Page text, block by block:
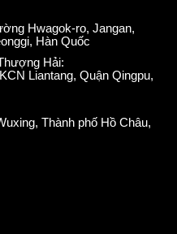
Hwagok-ro, Jangan,
Hàn Quốc
Hải:
Liantang, Quận Qingpu,
Thành phố Hồ Châu,